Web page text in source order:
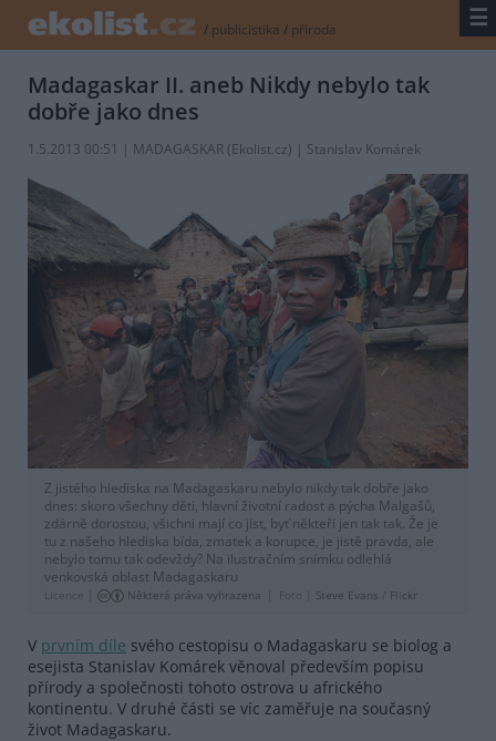
/ publicistika / příroda ☰
Madagaskar II. aneb Nikdy nebylo tak
dobře jako dnes
1.5.2013 00:51 | MADAGASKAR (Ekolist.cz) | Stanislav Komárek
Z jistého hlediska na Madagaskaru nebylo nikdy tak dobře jako
dnes: skoro všechny děti, hlavní životní radost a pýcha Malgašů,
zdárně dorostou, všichni mají co jíst, byť někteří jen tak tak. Že je
tu z našeho hlediska bída, zmatek a korupce, je jistě pravda, ale
nebylo tomu tak odevždy? Na ilustračním snímku odlehlá
venkovská oblast Madagaskaru
Licence | Některá práva vyhrazena Foto | Steve Evans Flickr
V prvním díle svého cestopisu o Madagaskaru se biolog a
esejista Stanislav Komárek věnoval především popisu
přírody a společnosti tohoto ostrova u afrického
kontinentu. V druhé části se víc zaměřuje na současný
život Madagaskaru.